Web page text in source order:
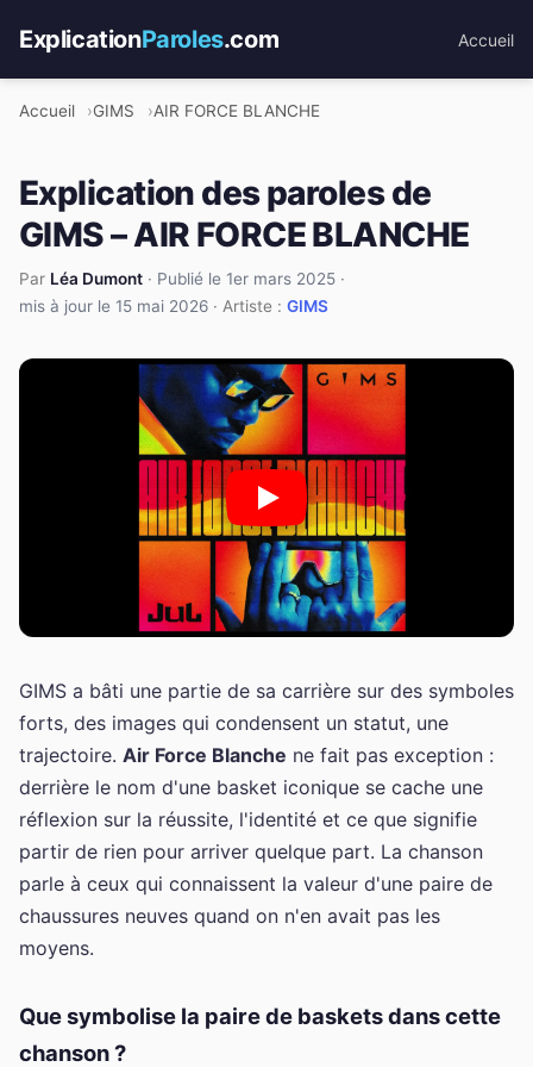
ExplicationParoles.com Accueil
Accueil GIMS AIR FORCE BLANCHE
Explication des paroles de
GIMS – AIR FORCE BLANCHE
Par Léa Dumont · Publié le 1er mars 2025 ·
mis à jour le 15 mai 2026 · Artiste : GIMS
GIMS a bâti une partie de sa carrière sur des symboles
forts, des images qui condensent un statut, une
trajectoire. Air Force Blanche ne fait pas exception :
derrière le nom d'une basket iconique se cache une
réflexion sur la réussite, l'identité et ce que signifie
partir de rien pour arriver quelque part. La chanson
parle à ceux qui connaissent la valeur d'une paire de
chaussures neuves quand on n'en avait pas les
moyens.
Que symbolise la paire de baskets dans cette
chanson ?